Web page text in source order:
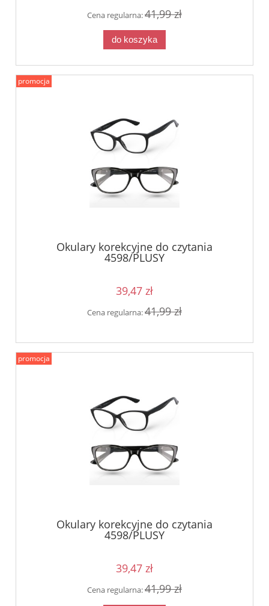
Cena regularna:41,99 zł
do koszyka
Okulary korekcyjne do czytania
4598/PLUSY
39,47 zł
Cena regularna:41,99 zł
promocja
Okulary korekcyjne do czytania
4598/PLUSY
39,47 zł
Cena regularna:41,99 zł
promocja